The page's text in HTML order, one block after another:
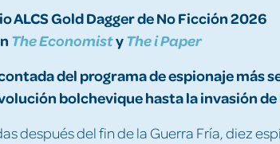
ALCS Gold Dagger de No Ficción 2026
The EconomistyThe i Paper
del programa de espionaje más
bolchevique hasta la invasión
después del fin de la Guerra Fría, diez